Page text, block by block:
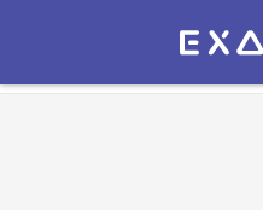
Экзамер — ЕГЭ